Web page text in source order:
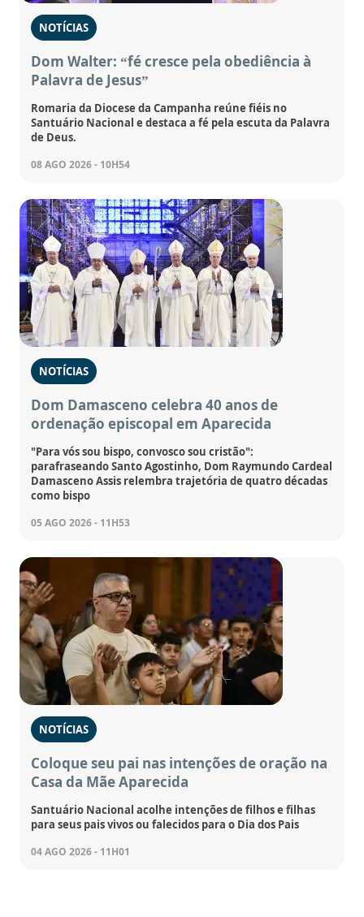
NOTÍCIAS
Dom Walter: “fé cresce pela obediência à
Palavra de Jesus”
Romaria da Diocese da Campanha reúne fiéis no
Santuário Nacional e destaca a fé pela escuta da Palavra
de Deus.
08 AGO 2026 - 10H54
NOTÍCIAS
Dom Damasceno celebra 40 anos de
ordenação episcopal em Aparecida
"Para vós sou bispo, convosco sou cristão":
parafraseando Santo Agostinho, Dom Raymundo Cardeal
Damasceno Assis relembra trajetória de quatro décadas
como bispo
05 AGO 2026 - 11H53
NOTÍCIAS
Coloque seu pai nas intenções de oração na
Casa da Mãe Aparecida
Santuário Nacional acolhe intenções de filhos e filhas
para seus pais vivos ou falecidos para o Dia dos Pais
04 AGO 2026 - 11H01